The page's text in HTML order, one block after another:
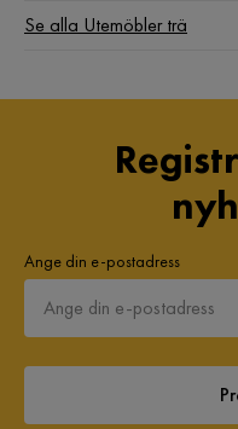
Se alla Utemöbler trä
Ange din e-postadress